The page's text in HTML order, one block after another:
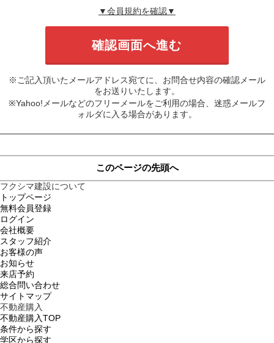
▼会員規約を確認▼
※ご記入頂いたメールアドレス宛てに、お問合せ内容の確認メール
をお送りいたします。
※Yahoo!メールなどのフリーメールをご利用の場合、迷惑メールフ
ォルダに入る場合があります。
このページの先頭へ
フクシマ建設について
トップページ
無料会員登録
ログイン
会社概要
スタッフ紹介
お客様の声
お知らせ
来店予約
総合問い合わせ
サイトマップ
不動産購入
不動産購入TOP
条件から探す
学区から探す